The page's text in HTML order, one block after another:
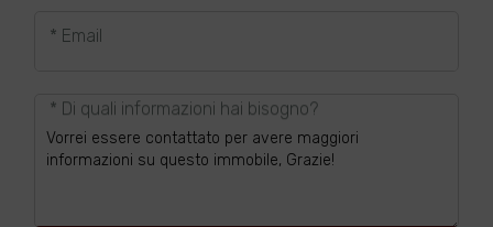
* Email
* Di quali informazioni hai bisogno?